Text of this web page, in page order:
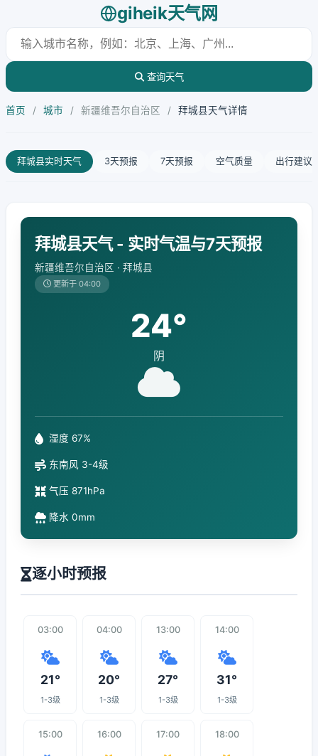
giheik天气网
查询天气
首页 / 城市 / 新疆维吾尔自治区 / 拜城县天气详情
拜城县实时天气 3天预报 7天预报 空气质量 出行建议
拜城县天气 - 实时气温与7天预报
新疆维吾尔自治区 · 拜城县
更新于 04:00
24°
阴
湿度 67%
东南风 3-4级
气压 871hPa
降水 0mm
逐小时预报
03:00
21°
1-3级
04:00
20°
1-3级
13:00
27°
1-3级
14:00
31°
1-3级
15:00 16:00 17:00 18:00